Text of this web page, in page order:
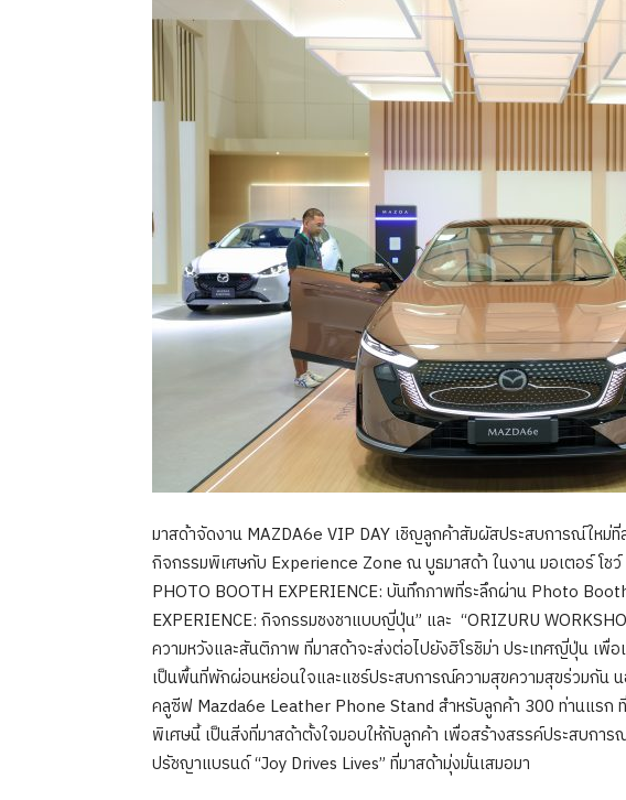
มาสด้าจัดงาน MAZDA6e VIP DAY เชิญลูกค้าสัมผัสประสบการณ์ให
กิจกรรมพิเศษกับ Experience Zone ณ บูธมาสด้า ในงาน มอเตอร์ โช
PHOTO BOOTH EXPERIENCE: บันทึกภาพที่ระลึกผ่าน Photo
EXPERIENCE: กิจกรรมชงชาแบบญี่ปุ่น” และ “ORIZURU
ความหวังและสันติภาพ ที่มาสด้าจะส่งต่อไปยังฮิโรชิม่า ประเทศญี่ปุ่น เพื่อ
เป็นพื้นที่พักผ่อนหย่อนใจและแชร์ประสบการณ์ความสุขความสุขร่วมกัน
คลูซีฟ Mazda6e Leather Phone Stand สำหรับลูกค้า 300 ท่านแรก
พิเศษนี้ เป็นสิ่งที่มาสด้าตั้งใจมอบให้กับลูกค้า เพื่อสร้างสรรค์ประสบการ
ปรัชญาแบรนด์ “Joy Drives Lives” ที่มาสด้ามุ่งมั่นเสมอมา